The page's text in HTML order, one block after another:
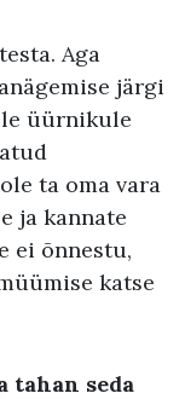
Aga
järgi
üürnikule
ta oma vara
ja kannate
ei õnnestu,
katse
tahan seda